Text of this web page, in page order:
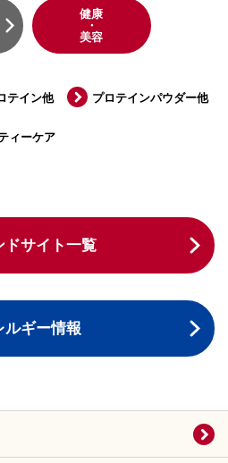
健康
・
美容
テイン他 プロテインパウダー他
ィーケア
ドサイト一覧
ルギー情報